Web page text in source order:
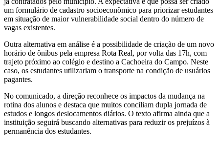
um formulário de cadastro socioeconômico para priorizar estudantes
em situação de maior vulnerabilidade social dentro do número de
vagas existentes.
Outra alternativa em análise é a possibilidade de criação de um novo
horário de ônibus pela empresa Rota Real, por volta das 17h, com
trajeto próximo ao colégio e destino a Cachoeira do Campo. Neste
caso, os estudantes utilizariam o transporte na condição de usuários
pagantes.
No comunicado, a direção reconhece os impactos da mudança na
rotina dos alunos e destaca que muitos conciliam dupla jornada de
estudos e longos deslocamentos diários. O texto afirma ainda que a
instituição seguirá buscando alternativas para reduzir os prejuízos à
permanência dos estudantes.